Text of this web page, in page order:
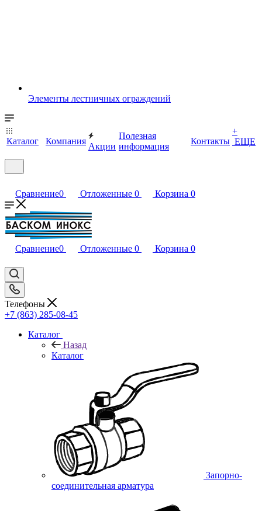
Элементы лестничных ограждений
Каталог Компания
Акции
Полезная
информация
Контакты
+
ЕЩЕ
Сравнение0 Отложенные 0 Корзина 0
Сравнение0 Отложенные 0 Корзина 0
Телефоны
+7 (863) 285-08-45
Каталог
Назад
Каталог
Запорно-
соединительная арматура